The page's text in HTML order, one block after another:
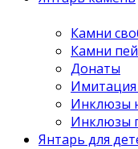
Камни
Камни
Донаты
Имитация
Инклюзы
Инклюзы
Янтарь для